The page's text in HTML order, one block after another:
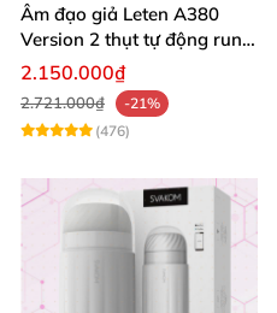
Âm đạo giả Leten A380
Version 2 thụt tự động rung
mạnh phiêu lưu
2.150.000₫
2.721.000₫
-21%
(476)